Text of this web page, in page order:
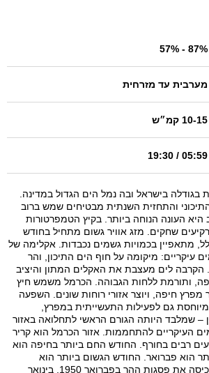
87% -
57%
מערבית עד מזרחית
10-15 קמ״ש
05:59 / 19:30
בגודלה בישראל ובה נמל הים הגדול במדינה.
והתחזית השנתית מבטיחים שמש ברוב
היא העונה הנוחה ביותר. בקיץ הטמפרטורות
שחקים. מזג אוויר גשום מתחיל בחודש
מתאפיין בכמויות גשמים נכבדות. אקלימה של
עיקריים: מיקומה על חוף הים התיכון, והר
הקרבה לים מעצבת את האקלים המתון והיציב
ותורמת ללחות הגבוהה. הכרמל משמש חיץ
מפרץ חיפה, ויוצר אזורי רוחות שונים. השפעה
מיוחסת גם לפעילות התעשייתית במפרץ,
– שמלבד היותה הגורם הראשי לתחלואה באזור
העיקריים להתחממות. אזור הכרמל הוא קריר
רבים בחורף. החודש החם ביותר בחיפה הוא
הוא פברואר. החודש הגשום ביותר הוא
דצמבר. שלג הוא נדיר, וכיסה את פסגות ההר בפברואר 1950, בינואר